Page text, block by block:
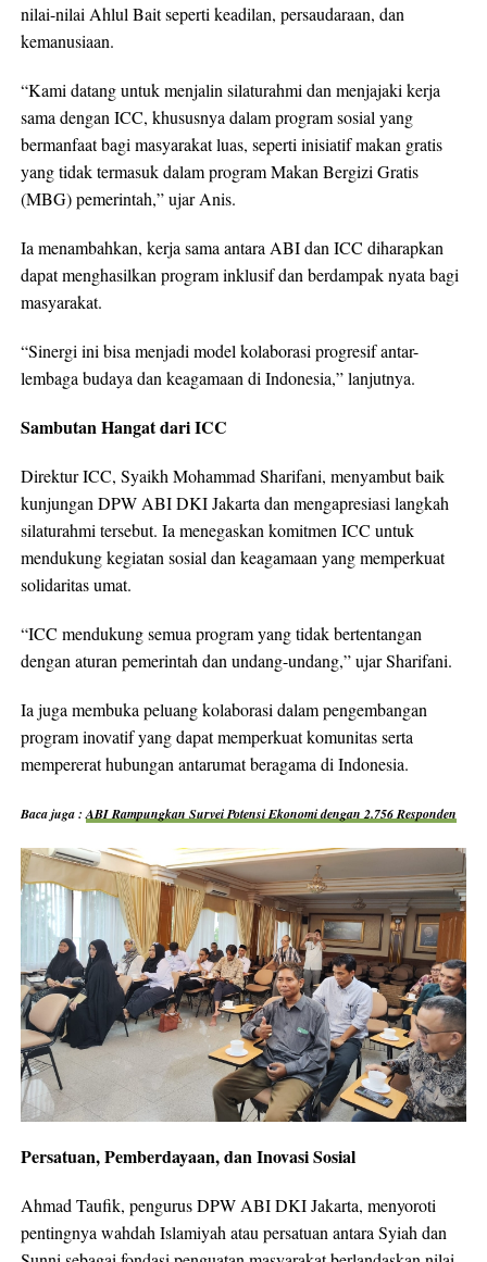
nilai-nilai Ahlul Bait seperti keadilan, persaudaraan, dan
kemanusiaan.
“Kami datang untuk menjalin silaturahmi dan menjajaki kerja
sama dengan ICC, khususnya dalam program sosial yang
bermanfaat bagi masyarakat luas, seperti inisiatif makan gratis
yang tidak termasuk dalam program Makan Bergizi Gratis
(MBG) pemerintah,” ujar Anis.
Ia menambahkan, kerja sama antara ABI dan ICC diharapkan
dapat menghasilkan program inklusif dan berdampak nyata bagi
masyarakat.
“Sinergi ini bisa menjadi model kolaborasi progresif antar-
lembaga budaya dan keagamaan di Indonesia,” lanjutnya.
Sambutan Hangat dari ICC
Direktur ICC, Syaikh Mohammad Sharifani, menyambut baik
kunjungan DPW ABI DKI Jakarta dan mengapresiasi langkah
silaturahmi tersebut. Ia menegaskan komitmen ICC untuk
mendukung kegiatan sosial dan keagamaan yang memperkuat
solidaritas umat.
“ICC mendukung semua program yang tidak bertentangan
dengan aturan pemerintah dan undang-undang,” ujar Sharifani.
Ia juga membuka peluang kolaborasi dalam pengembangan
program inovatif yang dapat memperkuat komunitas serta
mempererat hubungan antarumat beragama di Indonesia.
Baca juga :ABI Rampungkan Survei Potensi Ekonomi dengan 2.756 Responden
Persatuan, Pemberdayaan, dan Inovasi Sosial
Ahmad Taufik, pengurus DPW ABI DKI Jakarta, menyoroti
pentingnya wahdah Islamiyah atau persatuan antara Syiah dan